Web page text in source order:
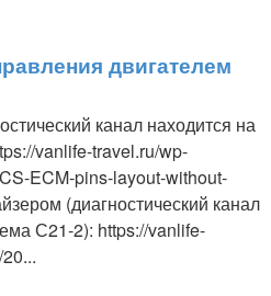
двигателем
канал находится на
vanlife-travel.ru/wp-
ECM-pins-layout-without-
(диагностический канал
С21-2): https://vanlife-